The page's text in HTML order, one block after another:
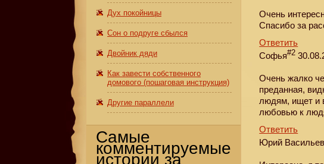
Очень
Спасибо за
Ответить
Софья#2
Очень жалко
преданная,
людям, ищет и
любовью к
Ответить
Юрий
Дух покойницы
Сон о подруге сбылся
Двойник дяди
Как завести собственного
домового (пошаговая инструкция)
Другие параллели
Самые
комментируемые
истории за